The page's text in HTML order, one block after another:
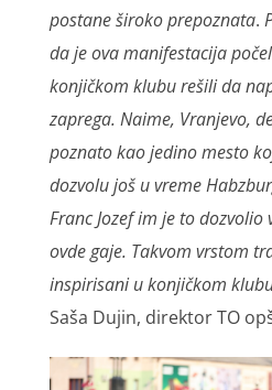
postane široko prepoznata.
da je ova manifestacija
konjičkom klubu rešili da
zaprega. Naime, Vranjevo,
poznato kao jedino mesto
dozvolu još u vreme
Franc Jozef im je to dozvolio
ovde gaje. Takvom vrstom
inspirisani u konjičkom
Saša Dujin, direktor TO